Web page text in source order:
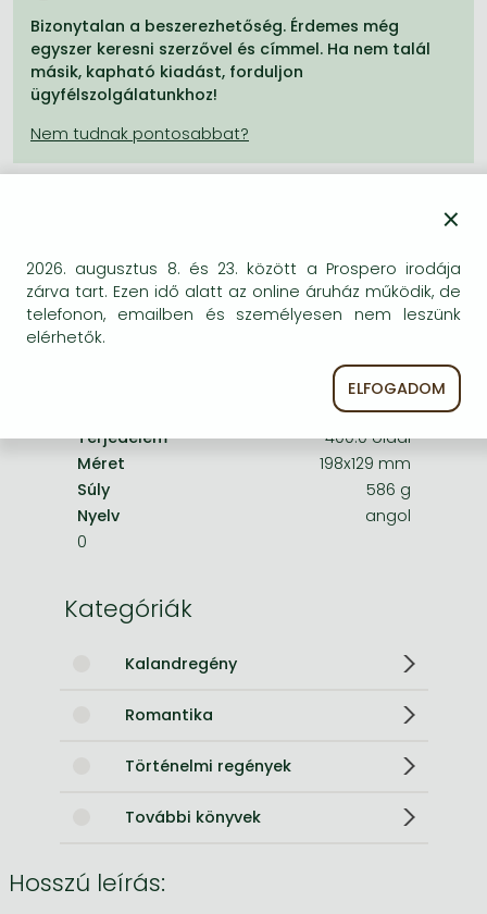
Frieren manga
Bleach manga
One-Punch Man manga
Bizonytalan a beszerezhetőség. Érdemes még
egyszer keresni szerzővel és címmel. Ha nem talál
másik, kapható kiadást, forduljon
ügyfélszolgálatunkhoz!
Kiadó
HarperCollins
Megjelenés dátuma
9780007207497
Puhakötés
Terjedelem
400.0 oldal
Méret
198x129 mm
Súly
586 g
Nyelv
angol
0
Kategóriák
Kalandregény
Romantika
Történelmi regények
További könyvek
Hosszú leírás:
×
2026. augusztus 8. és 23. között a Prospero irodája
zárva tart. Ezen idő alatt az online áruház működik, de
telefonon, emailben és személyesen nem leszünk
elérhetők.
ELFOGADOM